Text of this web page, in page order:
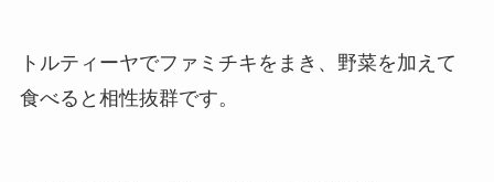
トルティーヤでファミチキをまき、野菜を加えて
食べると相性抜群です。